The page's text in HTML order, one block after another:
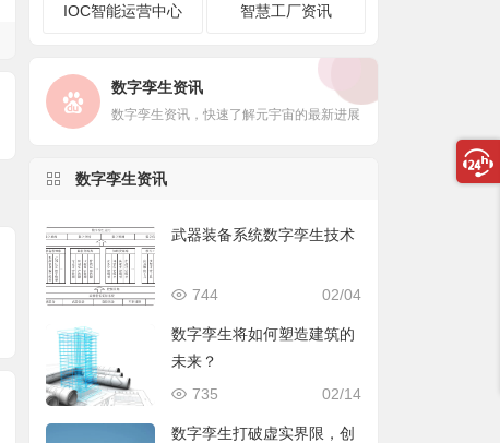
IOC智能运营中心 智慧工厂资讯
数字孪生资讯
数字孪生资讯，快速了解元宇宙的最新进展
数字孪生资讯
武器装备系统数字孪生技术
02/04
744
数字孪生将如何塑造建筑的
未来？
02/14
735
数字孪生打破虚实界限，创